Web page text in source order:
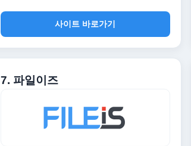
사이트 바로가기
7. 파일이즈